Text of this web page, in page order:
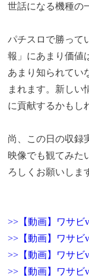
世話になる機種の
パチスロで勝って
報」にあまり価値
あまり知られてい
まれます。新しい
に貢献するかもし
尚、この日の収録
映像でも観てみた
ろしくお願いしま
>>【動画】ワサビ
>>【動画】ワサビ
>>【動画】ワサビ
>>【動画】ワサビ